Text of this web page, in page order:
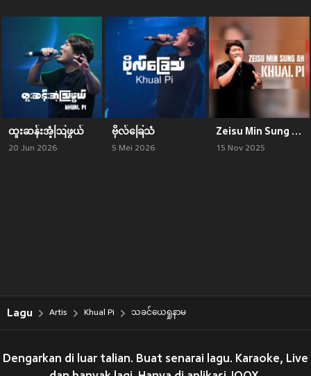
ထူးဆန်းအံ့ဩဖွယ်
20 Jun 2026
ဗိုလ်ခြေသံ
5 Mei 2026
Zeisu Min Sung Ah
15 Nov 2025
Lagu Artis Khual Pi သခင်ယေရှုနာမ
Dengarkan di luar talian. Buat senarai lagu. Karaoke, Live